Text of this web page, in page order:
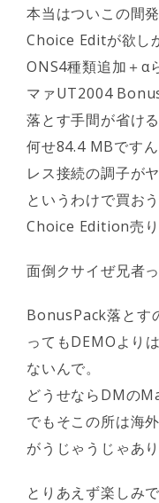
本当はついこの間
Choice Editが欲し
ONS4種類追加＋α
マァUT2004
落とす手間が省け
何せ84.4 MBです
レス接続の調子がヤ
というわけで買お
Choice Edition売
面倒クサイぜ兄者っ
BonusPack落とす
ってもDEMOより
ないんで。
どうせならDMの
でもそこの所は海
がうじゃうじゃあり
とりあえず楽しみ